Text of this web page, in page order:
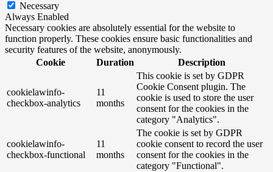
Necessary
Always Enabled
Necessary cookies are absolutely essential for the website to
function properly. These cookies ensure basic functionalities and
security features of the website, anonymously.
Cookie
Duration Description
cookielawinfo-
checkbox-analytics
11
months
This cookie is set by GDPR
Cookie Consent plugin. The
cookie is used to store the user
consent for the cookies in the
category "Analytics".
cookielawinfo-
checkbox-functional
11
months
The cookie is set by GDPR
cookie consent to record the user
consent for the cookies in the
category "Functional".